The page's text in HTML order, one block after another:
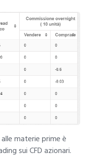
materie prime è
sui CFD azionari.